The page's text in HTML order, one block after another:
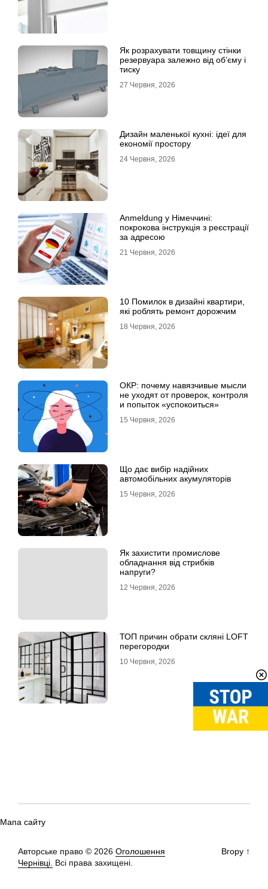
Як розрахувати товщину стінки
резервуара залежно від об’єму і
тиску
27 Червня, 2026
Дизайн маленької кухні: ідеї для
економії простору
24 Червня, 2026
Anmeldung у Німеччині:
покрокова інструкція з реєстрації
за адресою
21 Червня, 2026
10 Помилок в дизайні квартири,
які роблять ремонт дорожчим
18 Червня, 2026
ОКР: почему навязчивые мысли
не уходят от проверок, контроля
и попыток «успокоиться»
15 Червня, 2026
Що дає вибір надійних
автомобільних акумуляторів
15 Червня, 2026
Як захистити промислове
обладнання від стрибків
напруги?
12 Червня, 2026
ТОП причин обрати скляні LOFT
перегородки
10 Червня, 2026
Мапа сайту
Авторське право © 2026 Оголошення
Чернівці. Всі права захищені.
Вгору ↑